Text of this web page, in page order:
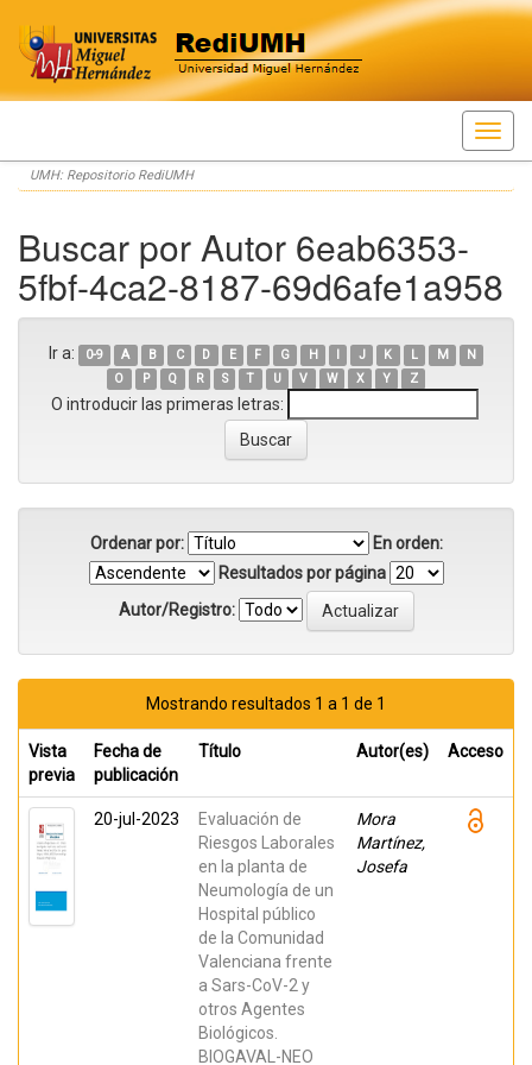
Skip
navigation
UMH: Repositorio RediUMH
Buscar por Autor 6eab6353-
5fbf-4ca2-8187-69d6afe1a958
Ir a: 0-9 A B C D E F G H I J K L M
N
O
P Q R S T U V W X Y Z
O introducir las primeras letras:
Ordenar por:
En orden:
Resultados por página
Autor/Registro:
Mostrando resultados 1 a 1 de 1
Vista
previa
Fecha de
publicación
Título Autor(es) Acceso
20-jul-2023
Evaluación de
Riesgos Laborales
en la planta de
Neumología de un
Hospital público
de la Comunidad
Valenciana frente
a Sars-CoV-2 y
otros Agentes
Biológicos.
BIOGAVAL-NEO
Mora
Martínez,
Josefa